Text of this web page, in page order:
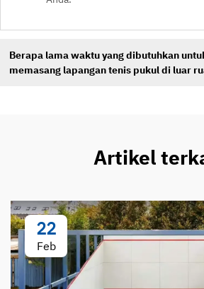
Berapa lama waktu yang dibutuhkan
memasang lapangan tenis pukul di luar
Artikel
22
Feb